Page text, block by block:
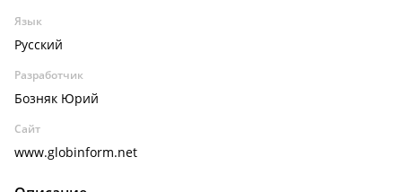
Язык
Русский
Разработчик
Бозняк Юрий
Сайт
www.globinform.net